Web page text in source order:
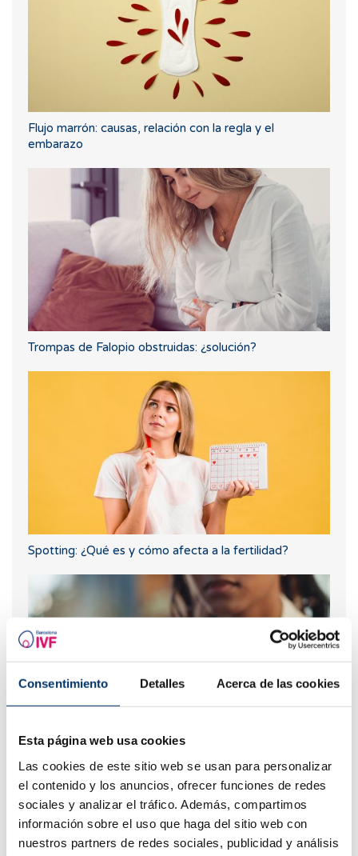
Consentimiento Detalles Acerca de las cookies
Esta página web usa cookies
Las cookies de este sitio web se usan para personalizar
el contenido y los anuncios, ofrecer funciones de redes
sociales y analizar el tráfico. Además, compartimos
información sobre el uso que haga del sitio web con
nuestros partners de redes sociales, publicidad y análisis
Flujo marrón: causas, relación con la regla y el
embarazo
Trompas de Falopio obstruidas: ¿solución?
Spotting: ¿Qué es y cómo afecta a la fertilidad?
embarazo negativo?